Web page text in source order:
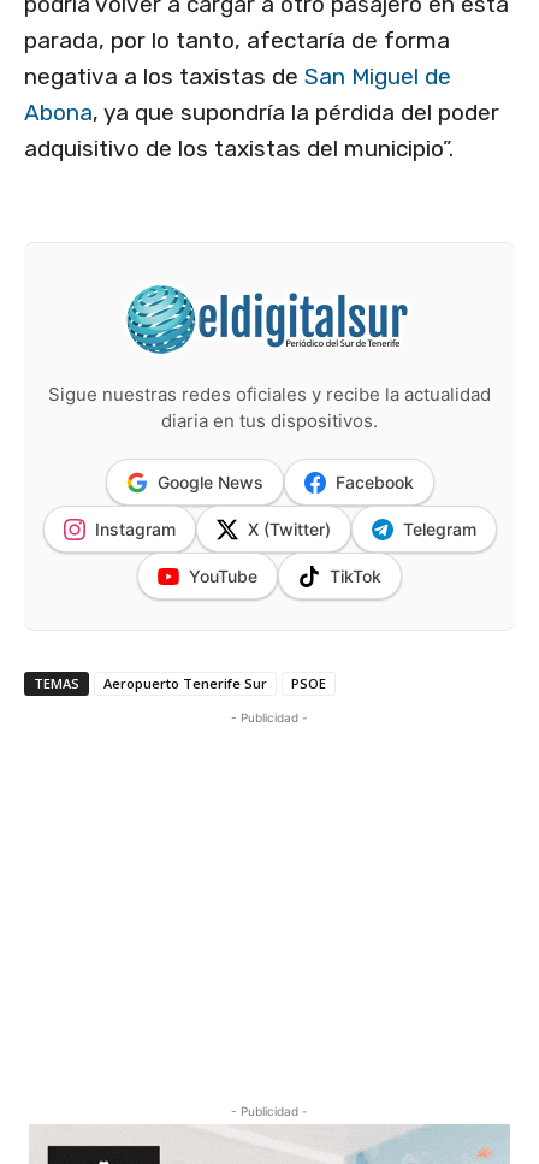
parada, por lo tanto, afectaría de forma
negativa a los taxistas de San Miguel de
Abona, ya que supondría la pérdida del poder
adquisitivo de los taxistas del municipio”.
Sigue nuestras redes oficiales y recibe la actualidad
diaria en tus dispositivos.
Google News Facebook
Instagram X (Twitter) Telegram
YouTube TikTok
TEMAS Aeropuerto Tenerife Sur PSOE
- Publicidad -
- Publicidad -